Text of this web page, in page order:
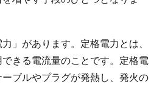
」があります。定格電力とは、
きる電流量のことです。定格電
ブルやプラグが発熱し、発火の